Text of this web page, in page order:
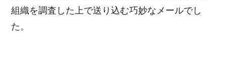
組織を調査した上で送り込む巧妙なメールでし
た。